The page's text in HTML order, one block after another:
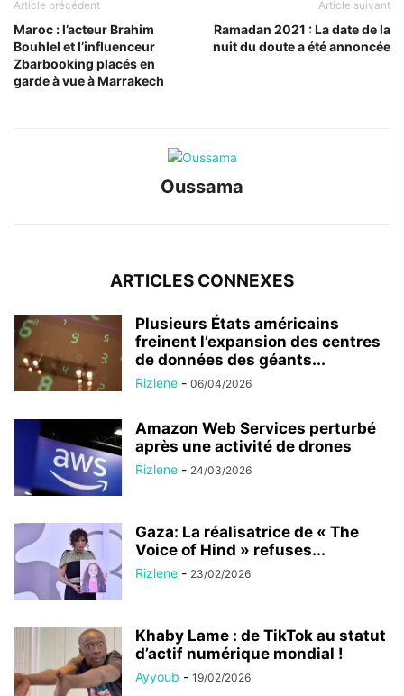
Article précédent
Maroc : l’acteur Brahim
Bouhlel et l’influenceur
Zbarbooking placés en
garde à vue à Marrakech
Article suivant
Ramadan 2021 : La date de la
nuit du doute a été annoncée
Oussama
ARTICLES CONNEXES
Plusieurs États américains
freinent l’expansion des centres
de données des géants...
Rizlene - 06/04/2026
Amazon Web Services perturbé
après une activité de drones
Rizlene - 24/03/2026
Gaza: La réalisatrice de « The
Voice of Hind » refuses...
Rizlene - 23/02/2026
Khaby Lame : de TikTok au statut
d’actif numérique mondial !
Ayyoub - 19/02/2026